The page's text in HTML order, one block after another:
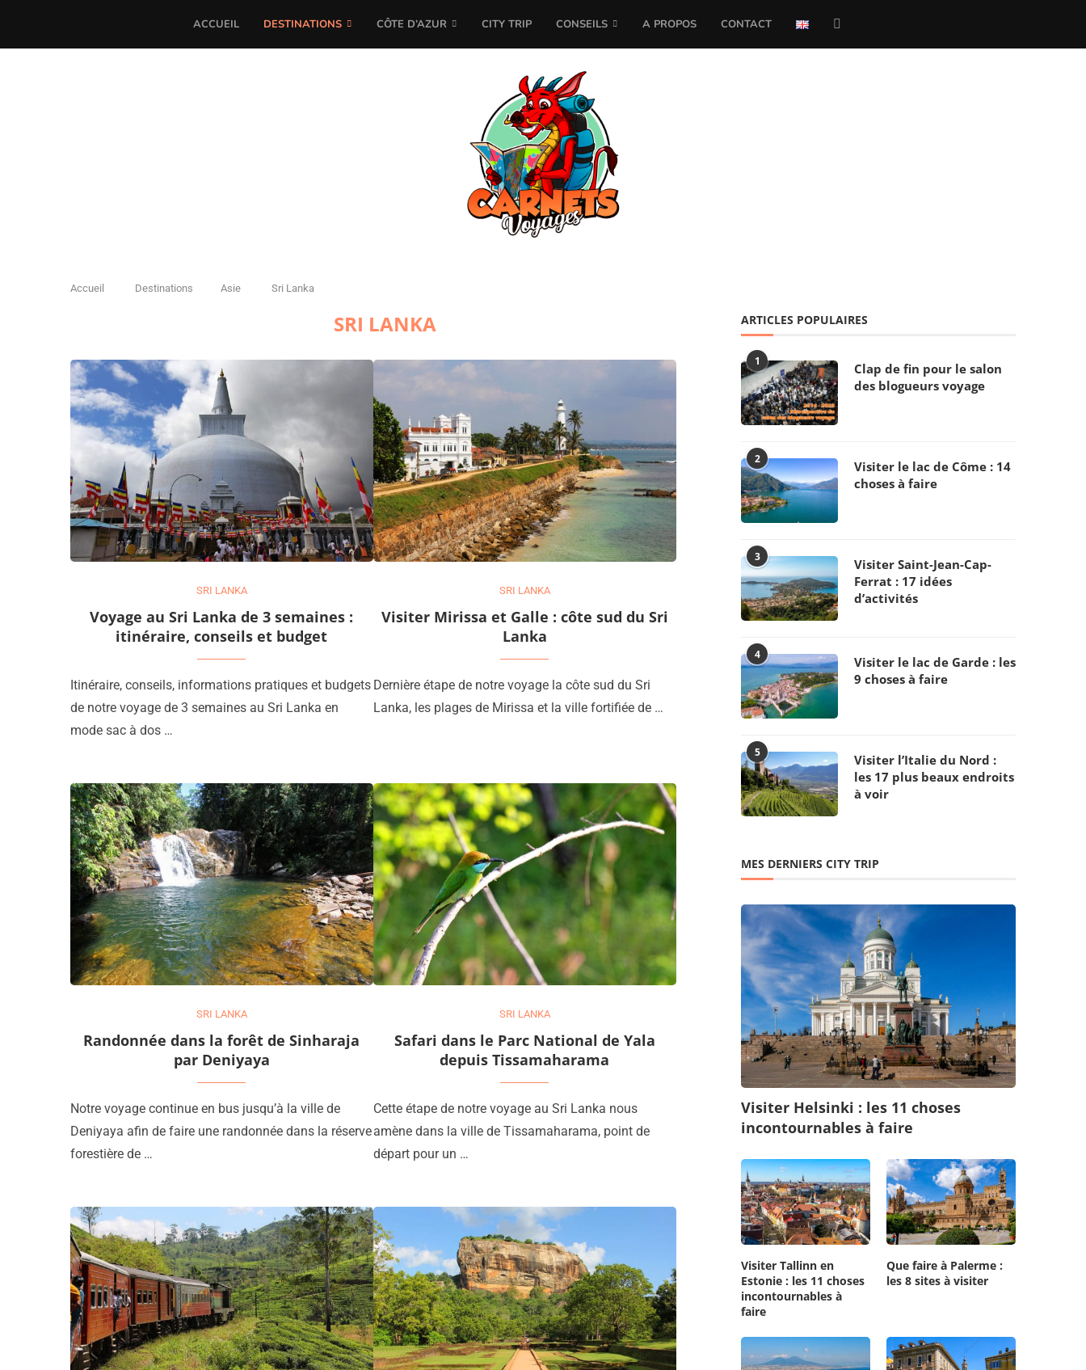
ACCUEIL DESTINATIONS CÔTE D’AZUR CITY TRIP CONSEILS A PROPOS CONTACT
Accueil Destinations Asie Sri Lanka
SRI LANKA
SRI LANKA
Voyage au Sri Lanka de 3 semaines :
itinéraire, conseils et budget
Itinéraire, conseils, informations pratiques et budgets
de notre voyage de 3 semaines au Sri Lanka en
mode sac à dos …
SRI LANKA
Visiter Mirissa et Galle : côte sud du Sri
Lanka
Dernière étape de notre voyage la côte sud du Sri
Lanka, les plages de Mirissa et la ville fortifiée de …
SRI LANKA
Randonnée dans la forêt de Sinharaja
par Deniyaya
Notre voyage continue en bus jusqu’à la ville de
Deniyaya afin de faire une randonnée dans la réserve
forestière de …
SRI LANKA
Safari dans le Parc National de Yala
depuis Tissamaharama
Cette étape de notre voyage au Sri Lanka nous
amène dans la ville de Tissamaharama, point de
départ pour un …
ARTICLES POPULAIRES
1
Clap de fin pour le salon
des blogueurs voyage
2
Visiter le lac de Côme : 14
choses à faire
3
Visiter Saint-Jean-Cap-
Ferrat : 17 idées
d’activités
4
Visiter le lac de Garde : les
9 choses à faire
5
Visiter l’Italie du Nord :
les 17 plus beaux endroits
à voir
MES DERNIERS CITY TRIP
Visiter Helsinki : les 11 choses
incontournables à faire
Visiter Tallinn en
Estonie : les 11 choses
incontournables à
faire
Que faire à Palerme :
les 8 sites à visiter